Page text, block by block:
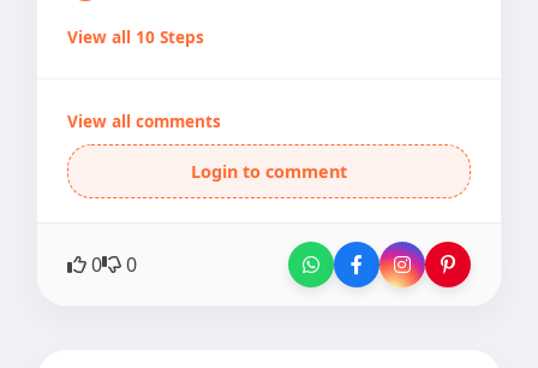
View all 10 Steps
View all comments
Login to comment
0 0